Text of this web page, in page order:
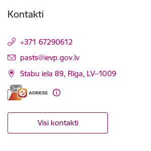
Kontakti
+371 67290612
E-pasts:
pasts@ievp.gov.lv
Stabu iela 89, Rīga, LV–1009
Visi kontakti